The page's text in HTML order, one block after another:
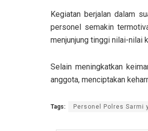
Kegiatan berjalan dalam
personel semakin
menjunjung tinggi nilai-nilai
Selain meningkatkan
anggota, menciptakan
Tags: Personel Polres Sarmi